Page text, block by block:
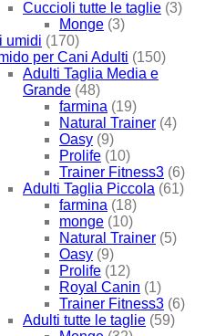
Cuccioli tutte le taglie (3)
Monge (3)
umidi (170)
per Cani Adulti (150)
Adulti Taglia Media e
Grande (48)
farmina (19)
Natural Trainer (4)
Oasy (9)
Prolife (10)
Trainer Fitness3 (6)
Adulti Taglia Piccola (61)
farmina (18)
monge (10)
Natural Trainer (5)
Oasy (9)
Prolife (12)
Royal Canin (1)
Trainer Fitness3 (6)
Adulti tutte le taglie (59)